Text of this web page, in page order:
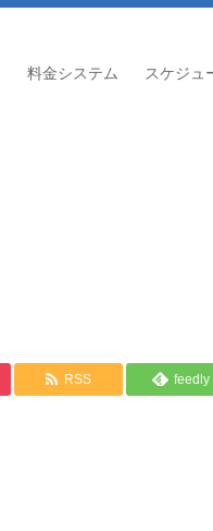
料金システム スケジュ
RSS feedly